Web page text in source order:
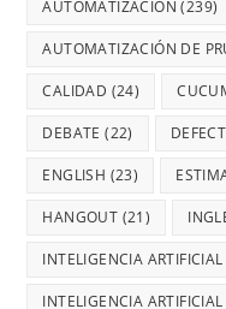
AUTOMATIZACIÓN (239)
AUTOMATIZACIÓN DE
CALIDAD (24)
DEBATE (22)
ENGLISH (23)
HANGOUT (21)
INTELIGENCIA ARTIFICIAL
INTELIGENCIA